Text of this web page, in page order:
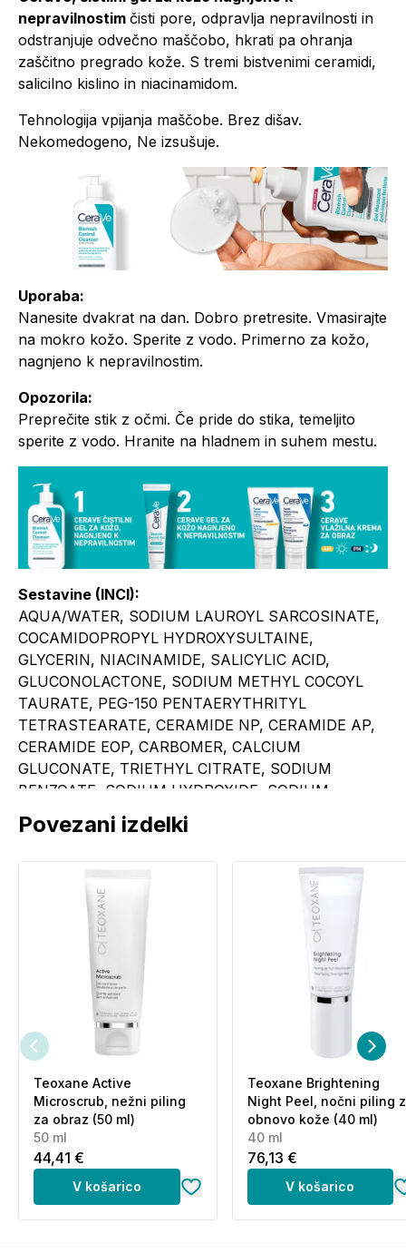
nepravilnostim čisti pore, odpravlja nepravilnosti in
odstranjuje odvečno maščobo, hkrati pa ohranja
zaščitno pregrado kože. S tremi bistvenimi ceramidi,
salicilno kislino in niacinamidom.
Tehnologija vpijanja maščobe. Brez dišav.
Nekomedogeno, Ne izsušuje.
Uporaba:
Nanesite dvakrat na dan. Dobro pretresite. Vmasirajte
na mokro kožo. Sperite z vodo. Primerno za kožo,
nagnjeno k nepravilnostim.
Opozorila:
Preprečite stik z očmi. Če pride do stika, temeljito
sperite z vodo. Hranite na hladnem in suhem mestu.
Sestavine (INCI):
AQUA/WATER, SODIUM LAUROYL SARCOSINATE,
COCAMIDOPROPYL HYDROXYSULTAINE,
GLYCERIN, NIACINAMIDE, SALICYLIC ACID,
GLUCONOLACTONE, SODIUM METHYL COCOYL
TAURATE, PEG-150 PENTAERYTHRITYL
TETRASTEARATE, CERAMIDE NP, CERAMIDE AP,
CERAMIDE EOP, CARBOMER, CALCIUM
GLUCONATE, TRIETHYL CITRATE, SODIUM
BENZOATE, SODIUM HYDROXIDE, SODIUM
LAUROYL LACTYLATE, CHOLESTEROL,
TETRASODIUM EDTA, CAPRYLYL GLYCOL,
ETHYLENEDIAMINE DISUCCINATE, XANTHAN
GUM, HECTORITE, PHYTOSPHINGOSINE,
BENZOIC ACID.
Informacije o proizvajalcu - odgovorna oseba in
elektronski kontaktni naslov
na
povezavi (klik).
Povezani izdelki
Teoxane Active
Microscrub, nežni piling
za obraz (50 ml)
50 ml
44,41 €
V košarico
Teoxane Brightening
Night Peel, nočni piling
obnovo kože (40 ml)
40 ml
76,13 €
V košarico